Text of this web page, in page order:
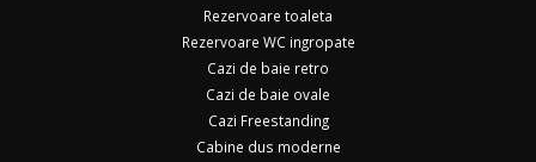
Rezervoare toaleta
Rezervoare WC ingropate
Cazi de baie retro
Cazi de baie ovale
Cazi Freestanding
Cabine dus moderne